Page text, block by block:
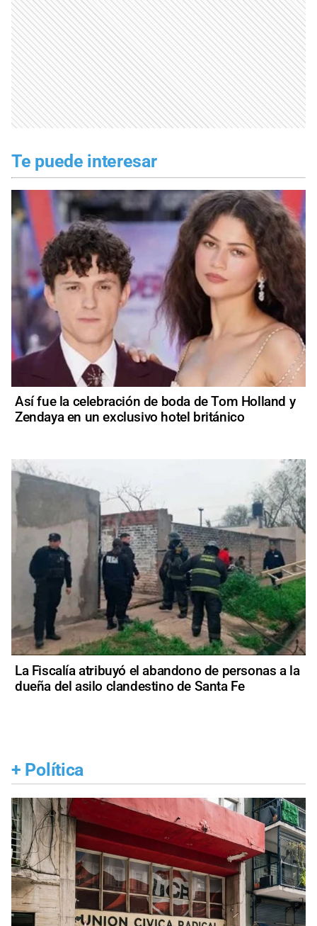
Te puede interesar
Así fue la celebración de boda de Tom Holland y
Zendaya en un exclusivo hotel británico
La Fiscalía atribuyó el abandono de personas a la
dueña del asilo clandestino de Santa Fe
+ Política